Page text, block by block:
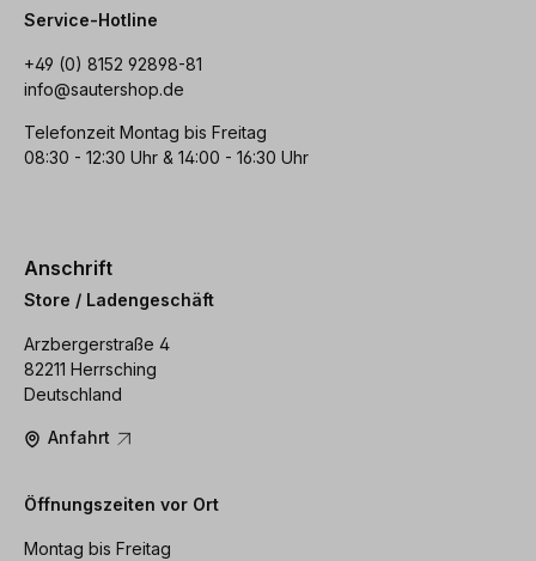
Service-Hotline
+49 (0) 8152 92898-81
info@sautershop.de
Telefonzeit Montag bis Freitag
08:30 - 12:30 Uhr & 14:00 - 16:30 Uhr
Anschrift
Store / Ladengeschäft
Arzbergerstraße 4
82211 Herrsching
Deutschland
Anfahrt
Öffnungszeiten vor Ort
Montag bis Freitag